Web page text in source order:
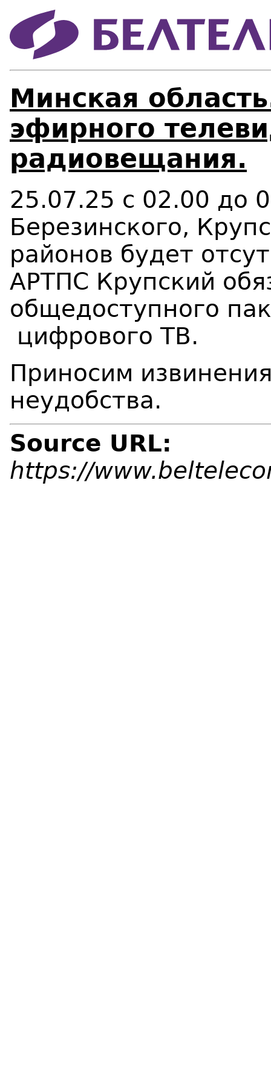
Минская
эфирного
радиовещания.
25.07.25 с 02.00 до
Березинского,
районов будет
АРТПС Крупский
общедоступного
цифрового ТВ.
Приносим
неудобства.
Source URL:
https://